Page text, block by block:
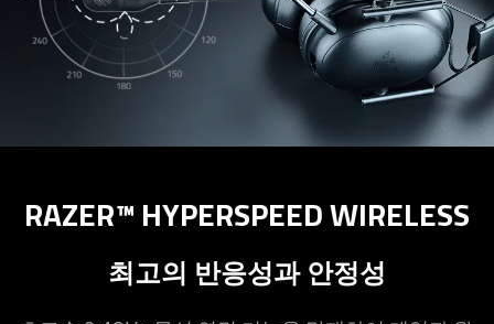
RAZER™ HYPERSPEED WIRELESS
최고의 반응성과 안정성